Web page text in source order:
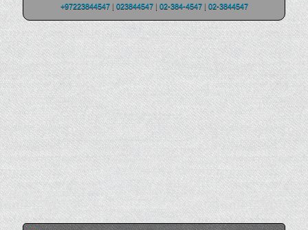
+97223844547| 023844547| 02-384-4547| 02-3844547